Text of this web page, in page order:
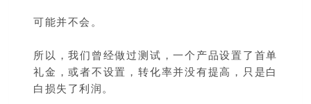
可能并不会。
所以，我们曾经做过测试，一个产品设置了首单
礼金，或者不设置，转化率并没有提高，只是白
白损失了利润。